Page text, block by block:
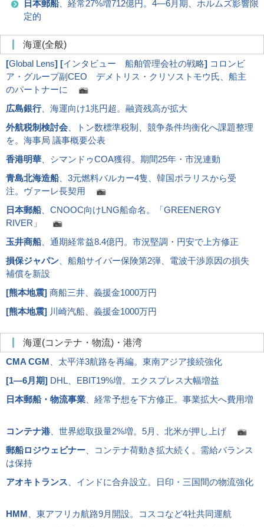
日本郵船、経常27%増712億円。4―6月期、ホルムズ影響限
定的
海運(全般)
[Global Lens] [インタビュー 船舶管理会社の戦略] コロンビ
ア・グループ副CEO デメトリス・クリソストモウ氏、船主
のパートナーに
広島銀行、海運向け1兆円超。融資残高が拡大
外航税制検討会 、トン数標準税制、競争条件均衡化へ課題整理
を。海事局 議事概要公表
香港明華 、シマンドゥCOA獲得。期間25年・市況連動
青島北海造船、3元燃料バルカー4隻、韓国ポラリスから受
注。ヴァーレ長契用
日本郵船、CNOOC向けLNG船命名。「GREENERGY
RIVER」
玉井商船、通期経常益8.4億円。市況堅調・円安で上方修正
損保ジャパン 、船舶サイバー保険第2弾、電波干渉原因の損失
補償を新設
[熊本地震] 商船三井、義援金1000万円
[熊本地震] 川崎汽船、義援金1000万円
海運(コンテナ・物流)・港湾
CMA CGM 、太平洋3航路を再編。東南アジア接続強化
[1―6月期] DHL、EBIT19%増。エクスプレス大幅増益
日本郵船・物流事業 、経常予想を下方修正。事業拡大へ費用増
コンテナ港、世界総取扱量2%増。5月、北米が押し上げ
郵船ロジウェビナー 、コンテナ荷動き拡大続く。需給バランス
は保持
アオキトランス 、インドに合弁設立。日印・三国間の物流強化
HMM 、東アフリカ航路9月開設。コスコなど4社共同運航